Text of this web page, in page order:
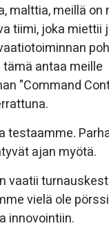
malttia, meillä on
tiimi, joka miettii
tämä antaa meille
"Command
testaamme.
ajan myötä.
vaatii
vielä ole
innovointiin.